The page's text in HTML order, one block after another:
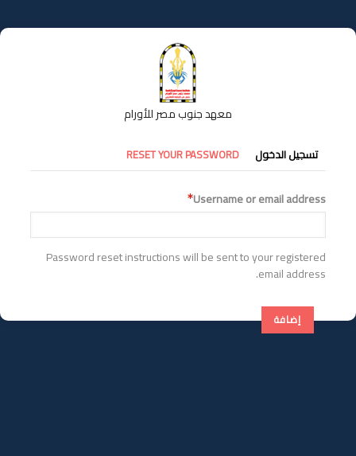
إلى
المحتوى
معهد جنوب مصر للأورام
التبويبات
الأساسية
تسجيل الدخول RESET YOUR PASSWORD
Username or email address
Password reset instructions will be sent to your registered
email address.